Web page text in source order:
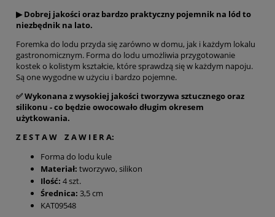
▶ Dobrej jakości oraz bardzo praktyczny pojemnik na lód to
niezbędnik na lato.
Foremka do lodu przyda się zarówno w domu, jak i każdym lokalu
gastronomicznym. Forma do lodu umożliwia przygotowanie
kostek o kolistym kształcie, które sprawdzą się w każdym napoju.
Są one wygodne w użyciu i bardzo pojemne.
✅ Wykonana z wysokiej jakości tworzywa sztucznego oraz
silikonu - co będzie owocowało długim okresem
użytkowania.
Z E S T A W Z A W I E R A:
Forma do lodu kule
Materiał: tworzywo, silikon
Ilość: 4 szt.
Średnica: 3,5 cm
KAT09548